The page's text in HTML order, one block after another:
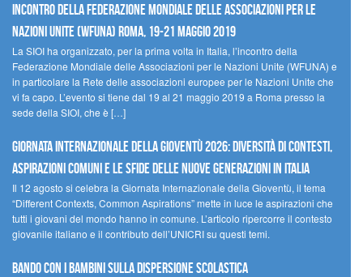
Incontro della Federazione Mondiale delle Associazioni per le
Nazioni Unite (WFUNA) Roma, 19-21 maggio 2019
La SIOI ha organizzato, per la prima volta in Italia, l’incontro della
Federazione Mondiale delle Associazioni per le Nazioni Unite (WFUNA) e
in particolare la Rete delle associazioni europee per le Nazioni Unite che
vi fa capo. L’evento si tiene dal 19 al 21 maggio 2019 a Roma presso la
sede della SIOI, che è […]
GIORNATA INTERNAZIONALE DELLA GIOVENTÙ 2026: DIVERSITÀ DI CONTESTI,
ASPIRAZIONI COMUNI E LE SFIDE DELLE NUOVE GENERAZIONI IN ITALIA
Il 12 agosto si celebra la Giornata Internazionale della Gioventù, il tema
“Different Contexts, Common Aspirations” mette in luce le aspirazioni che
tutti i giovani del mondo hanno in comune. L’articolo ripercorre il contesto
giovanile italiano e il contributo dell’UNICRI su questi temi.
Bando Con i Bambini sulla dispersione scolastica